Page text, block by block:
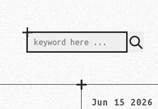
keyword here ...
Jun 15 2026